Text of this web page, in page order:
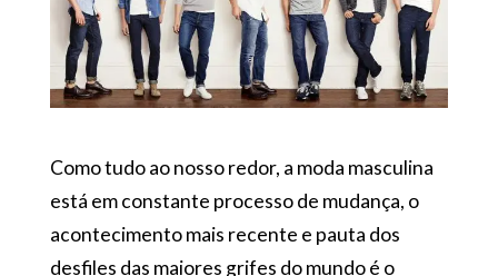
Como tudo ao nosso redor, a moda masculina
está em constante processo de mudança, o
acontecimento mais recente e pauta dos
desfiles das maiores grifes do mundo é o